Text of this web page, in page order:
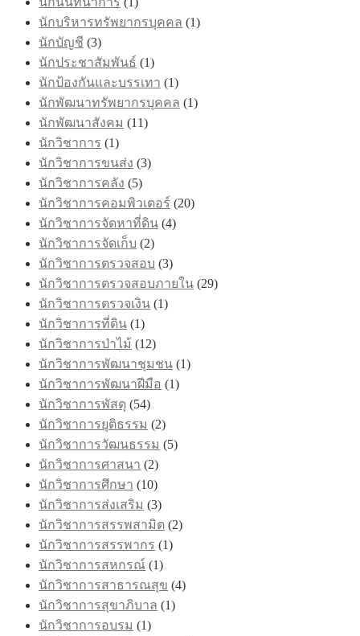
นักบริหารทรัพยากรบุคคล (1)
นักบัญชี (3)
นักประชาสัมพันธ์ (1)
นักป้องกันและบรรเทา (1)
นักพัฒนาทรัพยากรบุคคล (1)
นักพัฒนาสังคม (11)
นักวิชาการ (1)
นักวิชาการขนส่ง (3)
นักวิชาการคลัง (5)
นักวิชาการคอมพิวเตอร์ (20)
นักวิชาการจัดหาที่ดิน (4)
นักวิชาการจัดเก็บ (2)
นักวิชาการตรวจสอบ (3)
นักวิชาการตรวจสอบภายใน (29)
นักวิชาการตรวจเงิน (1)
นักวิชาการที่ดิน (1)
นักวิชาการป่าไม้ (12)
นักวิชาการพัฒนาชุมชน (1)
นักวิชาการพัฒนาฝีมือ (1)
นักวิชาการพัสดุ (54)
นักวิชาการยุติธรรม (2)
นักวิชาการวัฒนธรรม (5)
นักวิชาการศาสนา (2)
นักวิชาการศึกษา (10)
นักวิชาการส่งเสริม (3)
นักวิชาการสรรพสามิต (2)
นักวิชาการสรรพากร (1)
นักวิชาการสหกรณ์ (1)
นักวิชาการสาธารณสุข (4)
นักวิชาการสุขาภิบาล (1)
นักวิชาการอบรม (1)